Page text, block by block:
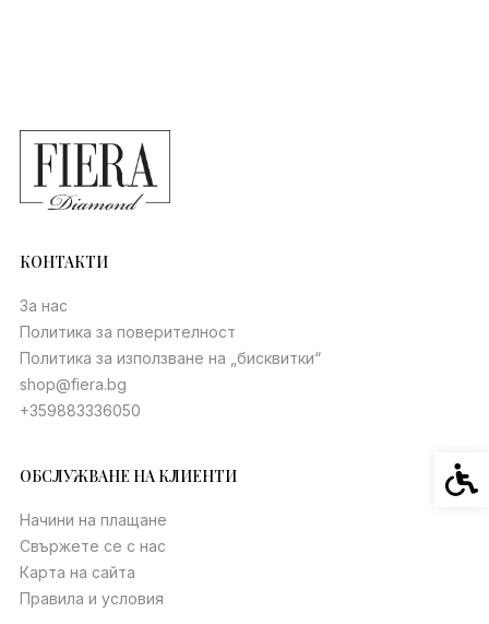
КОНТАКТИ
За нас
Политика за поверителност
Политика за използване на „бисквитки“
shop@fiera.bg
+359883336050
ОБСЛУЖВАНЕ НА КЛИЕНТИ
Начини на плащане
Свържете се с нас
Карта на сайта
Правила и условия